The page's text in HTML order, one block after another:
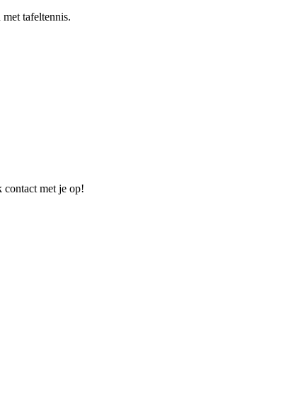
tafeltennis.
contact met je op!